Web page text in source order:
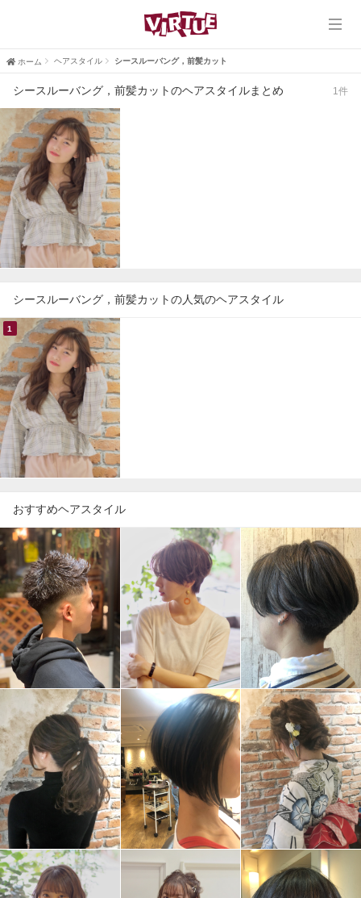
ホーム
VIRTUE
VIRTUE PLUS
ホーム ヘアスタイル シースルーバング，前髪カット
シースルーバング，前髪カットのヘアスタイルまとめ 1件
シースルーバング，前髪カットの人気のヘアスタイル
おすすめヘアスタイル